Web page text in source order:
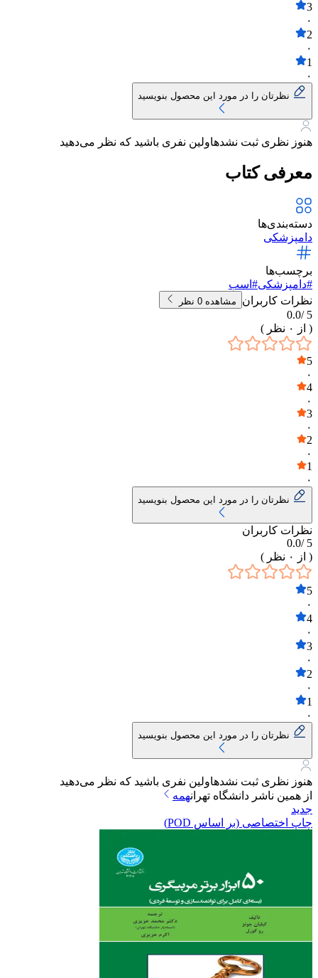
3
۰
2
۰
1
۰
نظرتان را در مورد این محصول بنویسید
هنوز نظری ثبت نشدهاولین نفری باشید که نظر می‌دهید
معرفی کتاب
دسته‌بندی‌ها
دامپزشکی
برچسب‌ها
#دامپزشکی# اسب
نظرات کاربران
مشاهده 0 نظر
5 /
0.0
( از
۰ نظر )
5
۰
4
۰
3
۰
2
۰
1
۰
نظرتان را در مورد این محصول بنویسید
نظرات کاربران
5 /
0.0
( از
۰ نظر )
5
۰
4
۰
3
۰
2
۰
1
۰
نظرتان را در مورد این محصول بنویسید
هنوز نظری ثبت نشدهاولین نفری باشید که نظر می‌دهید
از همین ناشر دانشگاه تهرانهمه
جدید
چاپ اختصاصی (بر اساس POD)